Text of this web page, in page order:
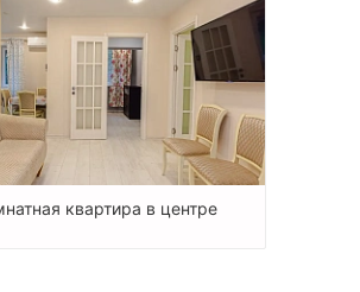
квартира в центре